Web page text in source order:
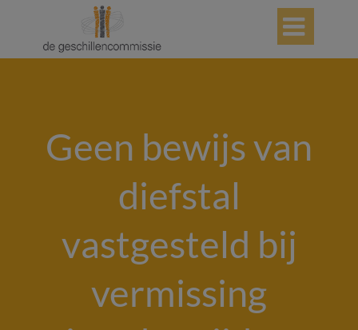

Geen bewijs van
diefstal
vastgesteld bij
vermissing